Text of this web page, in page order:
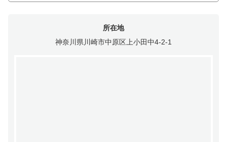
所在地
神奈川県川崎市中原区上小田中4-2-1